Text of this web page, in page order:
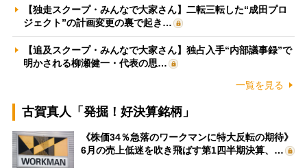
【独走スクープ・みんなで大家さん】二転三転した“成田プロ
ジェクト”の計画変更の裏で起き…
【追及スクープ・みんなで大家さん】独占入手“内部議事録”で
明かされる柳瀬健一・代表の思…
一覧を見る
古賀真人「発掘！好決算銘柄」
《株価34％急落のワークマンに特大反転の期待》
6月の売上低迷を吹き飛ばす第1四半期決算、…